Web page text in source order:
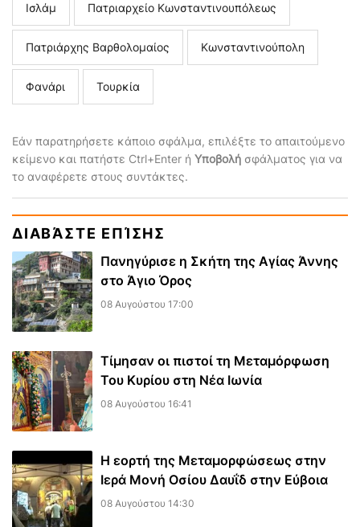
Ισλάμ Πατριαρχείο Κωνσταντινουπόλεως
Πατριάρχης Βαρθολομαίος Κωνσταντινούπολη
Φανάρι Τουρκία
Εάν παρατηρήσετε κάποιο σφάλμα, επιλέξτε το απαιτούμενο
κείμενο και πατήστε Ctrl+Enter ή Υποβολή σφάλματος για να
το αναφέρετε στους συντάκτες.
ΔΙΑΒΆΣΤΕ ΕΠΊΣΗΣ
Πανηγύρισε η Σκήτη της Αγίας Άννης
στο Άγιο Όρος
08 Αυγούστου 17:00
Τίμησαν οι πιστοί τη Μεταμόρφωση
Του Κυρίου στη Νέα Ιωνία
08 Αυγούστου 16:41
Η εορτή της Μεταμορφώσεως στην
Ιερά Μονή Οσίου Δαυΐδ στην Εύβοια
08 Αυγούστου 14:30